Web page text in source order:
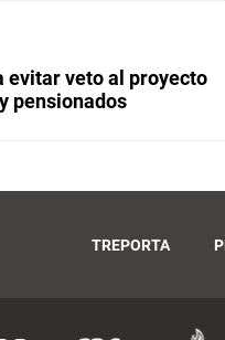
evitar veto al proyecto
pensionados
TREPORTA